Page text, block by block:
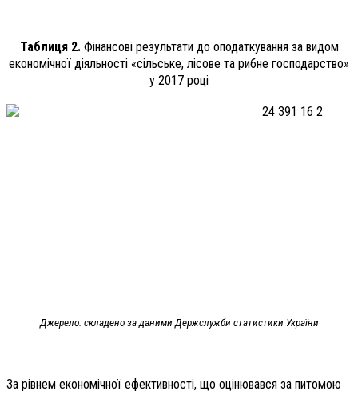
Таблиця 2.Фінансові результати до оподаткування за видом
економічної діяльності «сільське, лісове та рибне господарство»
у 2017 році
Джерело: складено за даними Держслужби статистики України
За рівнем економічної ефективності, що оцінювався за питомою